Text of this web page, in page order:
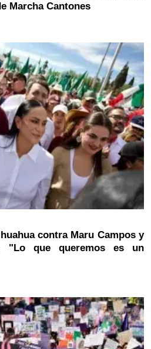
Marcha Cantones
contra Maru Campos y
"Lo que queremos es un